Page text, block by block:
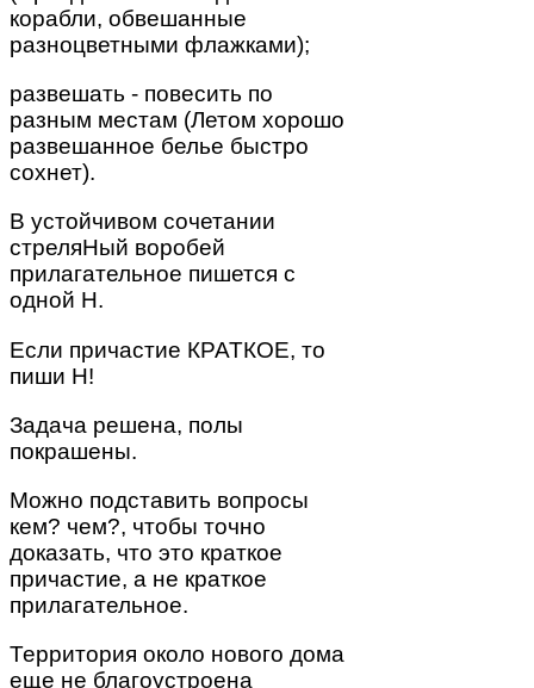
корабли, обвешанные
разноцветными флажками);
развешать - повесить по
разным местам (Летом хорошо
развешанное белье быстро
сохнет).
В устойчивом сочетании
стреляНый воробей
прилагательное пишется с
одной Н.
Если причастие КРАТКОЕ, то
пиши Н!
Задача решена, полы
покрашены.
Можно подставить вопросы
кем? чем?, чтобы точно
доказать, что это краткое
причастие, а не краткое
прилагательное.
Территория около нового дома
еще не благоустроена